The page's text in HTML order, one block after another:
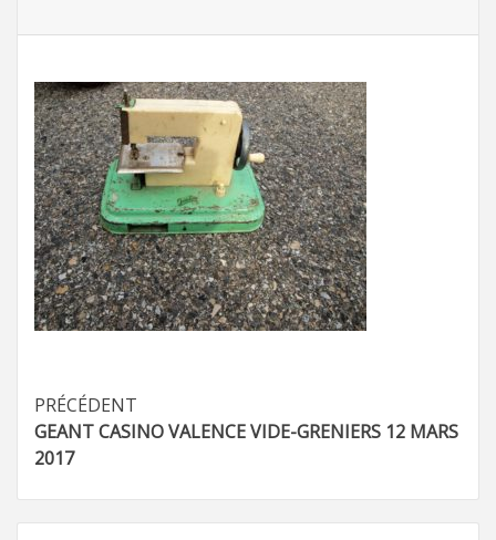
Navigation
d’article
PRÉCÉDENT
GEANT CASINO VALENCE VIDE-GRENIERS 12 MARS
2017